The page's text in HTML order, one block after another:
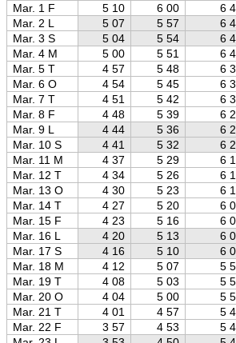
Mar. 1 F
5 10 6 00 6
Mar. 2 L
5 07 5 57 6
Mar. 3 S
5 04 5 54 6
Mar. 4 M
5 00 5 51 6
Mar. 5 T
4 57 5 48 6
Mar. 6 O
4 54 5 45 6
Mar. 7 T
4 51 5 42 6
Mar. 8 F
4 48 5 39 6
Mar. 9 L
4 44 5 36 6
Mar. 10 S
4 41 5 32 6
Mar. 11 M
4 37 5 29 6
Mar. 12 T
4 34 5 26 6
Mar. 13 O
4 30 5 23 6
Mar. 14 T
4 27 5 20 6
Mar. 15 F
4 23 5 16 6
Mar. 16 L
4 20 5 13 6
Mar. 17 S
4 16 5 10 6
Mar. 18 M
4 12 5 07 5
Mar. 19 T
4 08 5 03 5
Mar. 20 O
4 04 5 00 5
Mar. 21 T
4 01 4 57 5
Mar. 22 F
3 57 4 53 5